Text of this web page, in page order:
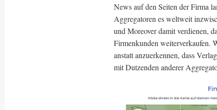
News auf den Seiten der Firma
Aggregatoren es weltweit
und Moreover damit verdienen,
Firmenkunden weiterverkaufen.
anstatt anzuerkennen, dass
mit Dutzenden anderer